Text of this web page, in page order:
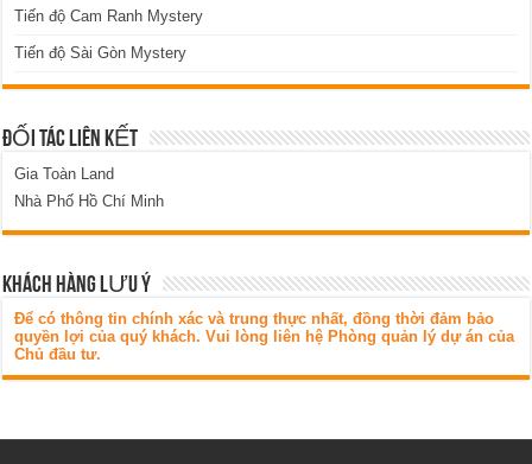
Tiến độ Cam Ranh Mystery
Tiến độ Sài Gòn Mystery
ĐỐI TÁC LIÊN KẾT
Gia Toàn Land
Nhà Phố Hồ Chí Minh
KHÁCH HÀNG LƯU Ý
Để có thông tin chính xác và trung thực nhất, đồng thời đảm bảo
quyền lợi của quý khách. Vui lòng liên hệ Phòng quản lý dự án của
Chủ đầu tư.